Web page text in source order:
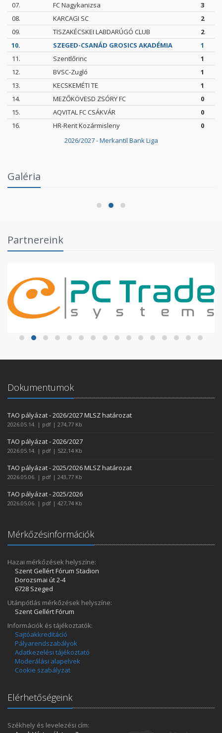
2026/2027 - Merkantil Bank Liga
07.
FC Nagykanizsa
3
08.
KARCAGI SC
2
09.
TISZAKÉCSKEI LABDARÚGÓ CLUB
2
10.
SZEGED-CSANÁD GROSICS AKADÉMIA
1
11.
Szentlőrinc
1
12.
BVSC-Zugló
1
13.
KECSKEMÉTI TE
1
14.
MEZŐKÖVESD ZSÓRY FC
0
15.
AQVITAL FC CSÁKVÁR
0
16.
HR-Rent Kozármisleny 0
Galéria
Fórumban
2026.06.03.
Partnereink
Dokumentumok
TAO pályázat - 2026/2027 MLSZ határozat
2026.05.14. | pdf | 274,77 Kb
TAO pályázat - 2026/2027
2026.05.14. | pdf | 522,14 Kb
TAO pályázat - 2025/2026 MLSZ határozat
2026.05.06. | pdf | 243,77 Kb
TAO pályázat - 2025/2026
2026.05.06. | pdf | 427,74 Kb
Mérkőzésinformációk
Hazai mérkőzések helyszíne:
Szent Gellért Fórum Stadion
Dorozsmai út 2-4
6728 Szeged
Utánpótlás mérkőzések helyszíne:
Szent Gellért Fórum
Információk és tájékoztatók:
Sajtóakkreditáció
Pályarendszabályok
Adatkezelési tájékoztató
Moderálási alapelvek
Cookie szabályzat
Elérhetőségeink
Székhely és levelezési cím: